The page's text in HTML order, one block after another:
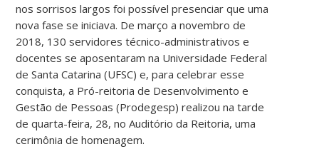
nos sorrisos largos foi possível presenciar que uma
nova fase se iniciava. De março a novembro de
2018, 130 servidores técnico-administrativos e
docentes se aposentaram na Universidade Federal
de Santa Catarina (UFSC) e, para celebrar esse
conquista, a Pró-reitoria de Desenvolvimento e
Gestão de Pessoas (Prodegesp) realizou na tarde
de quarta-feira, 28, no Auditório da Reitoria, uma
cerimônia de homenagem.